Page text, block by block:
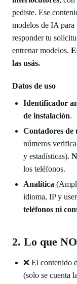
pediste. Ese
modelos de IA para
responder tu
entrenar modelos.
las usás.
Datos de uso
Identificador
de instalación.
Contadores de
números
y estadísticas).
los teléfonos.
Analítica
idioma, IP y
teléfonos ni
2. Lo que
❌ El contenido
(solo se cuenta